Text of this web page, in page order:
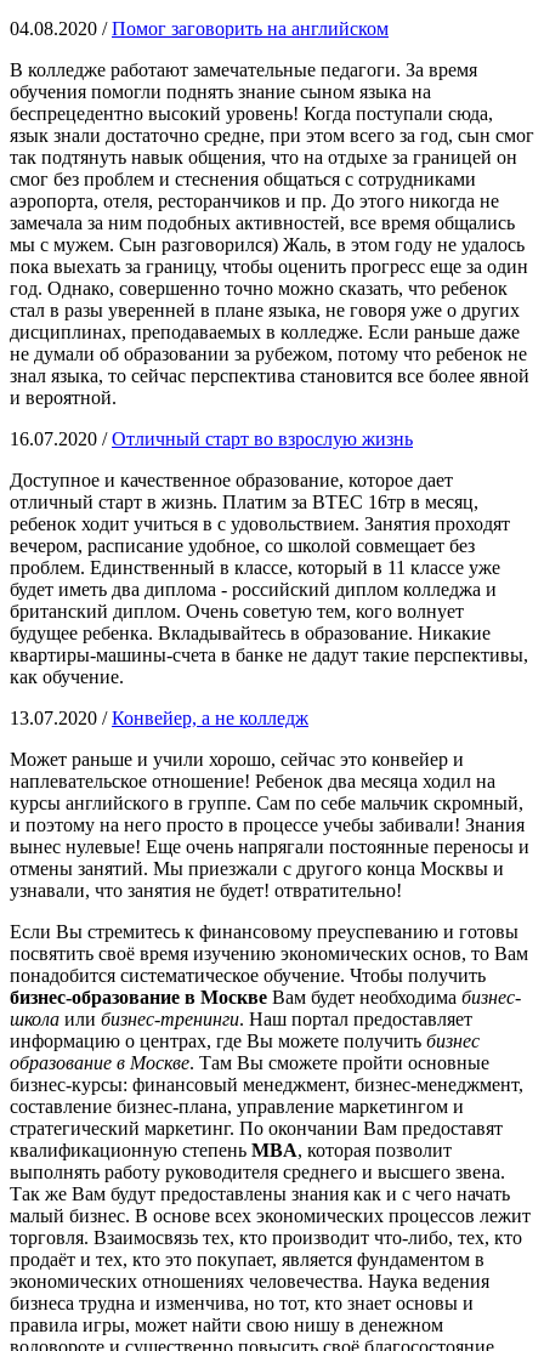
04.08.2020 /Помог заговорить на английском
В колледже работают замечательные педагоги. За время
обучения помогли поднять знание сыном языка на
беспрецедентно высокий уровень! Когда поступали сюда,
язык знали достаточно средне, при этом всего за год, сын смог
так подтянуть навык общения, что на отдыхе за границей он
смог без проблем и стеснения общаться с сотрудниками
аэропорта, отеля, ресторанчиков и пр. До этого никогда не
замечала за ним подобных активностей, все время общались
мы с мужем. Сын разговорился) Жаль, в этом году не удалось
пока выехать за границу, чтобы оценить прогресс еще за один
год. Однако, совершенно точно можно сказать, что ребенок
стал в разы уверенней в плане языка, не говоря уже о других
дисциплинах, преподаваемых в колледже. Если раньше даже
не думали об образовании за рубежом, потому что ребенок не
знал языка, то сейчас перспектива становится все более явной
и вероятной.
16.07.2020 /Отличный старт во взрослую жизнь
Доступное и качественное образование, которое дает
отличный старт в жизнь. Платим за ВТЕС 16тр в месяц,
ребенок ходит учиться в с удовольствием. Занятия проходят
вечером, расписание удобное, со школой совмещает без
проблем. Единственный в классе, который в 11 классе уже
будет иметь два диплома - российский диплом колледжа и
британский диплом. Очень советую тем, кого волнует
будущее ребенка. Вкладывайтесь в образование. Никакие
квартиры-машины-счета в банке не дадут такие перспективы,
как обучение.
13.07.2020 /Конвейер, а не колледж
Может раньше и учили хорошо, сейчас это конвейер и
наплевательское отношение! Ребенок два месяца ходил на
курсы английского в группе. Сам по себе мальчик скромный,
и поэтому на него просто в процессе учебы забивали! Знания
вынес нулевые! Еще очень напрягали постоянные переносы и
отмены занятий. Мы приезжали с другого конца Москвы и
узнавали, что занятия не будет! отвратительно!
Если Вы стремитесь к финансовому преуспеванию и готовы
посвятить своё время изучению экономических основ, то Вам
понадобится систематическое обучение. Чтобы получить
бизнес-образование в Москве Вам будет необходима бизнес-
школа или бизнес-тренинги. Наш портал предоставляет
информацию о центрах, где Вы можете получить бизнес
образование в Москве. Там Вы сможете пройти основные
бизнес-курсы: финансовый менеджмент, бизнес-менеджмент,
составление бизнес-плана, управление маркетингом и
стратегический маркетинг. По окончании Вам предоставят
квалификационную степень MBA, которая позволит
выполнять работу руководителя среднего и высшего звена.
Так же Вам будут предоставлены знания как и с чего начать
малый бизнес. В основе всех экономических процессов лежит
торговля. Взаимосвязь тех, кто производит что-либо, тех, кто
продаёт и тех, кто это покупает, является фундаментом в
экономических отношениях человечества. Наука ведения
бизнеса трудна и изменчива, но тот, кто знает основы и
правила игры, может найти свою нишу в денежном
водовороте и существенно повысить своё благосостояние.